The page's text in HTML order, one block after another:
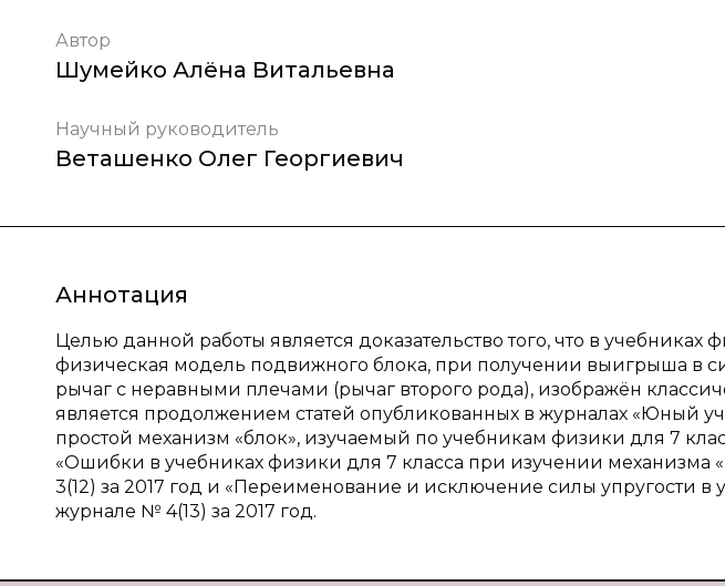
Автор
Шумейко Алёна Витальевна
Научный руководитель
Веташенко Олег Георгиевич
Аннотация
Целью данной работы является доказательство того, что в учебниках
физическая модель подвижного блока, при получении выигрыша в
рычаг с неравными плечами (рычаг второго рода), изображён
является продолжением статей опубликованных в журналах «Юный
простой механизм «блок», изучаемый по учебникам физики для 7
«Ошибки в учебниках физики для 7 класса при изучении
3(12) за 2017 год и «Переименование и исключение силы упругости в
журнале № 4(13) за 2017 год.